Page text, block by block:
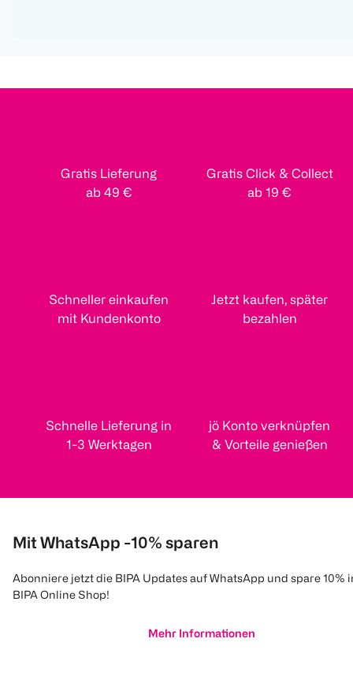
Gratis Lieferung
ab 49 €
Gratis Click & Collect
ab 19 €
Schneller einkaufen
mit Kundenkonto
Jetzt kaufen, später
bezahlen
Schnelle Lieferung in
1-3 Werktagen
jö Konto verknüpfen
& Vorteile genießen
Mit WhatsApp -10% sparen
Abonniere jetzt die BIPA Updates auf WhatsApp und spare 10%
BIPA Online Shop!
Mehr Informationen